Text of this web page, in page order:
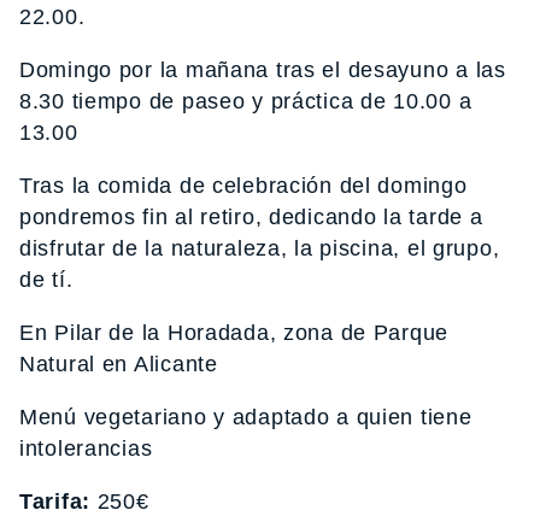
22.00.
Domingo por la mañana tras el desayuno a las
8.30 tiempo de paseo y práctica de 10.00 a
13.00
Tras la comida de celebración del domingo
pondremos fin al retiro, dedicando la tarde a
disfrutar de la naturaleza, la piscina, el grupo,
de tí.
En Pilar de la Horadada, zona de Parque
Natural en Alicante
Menú vegetariano y adaptado a quien tiene
intolerancias
Tarifa: 250€